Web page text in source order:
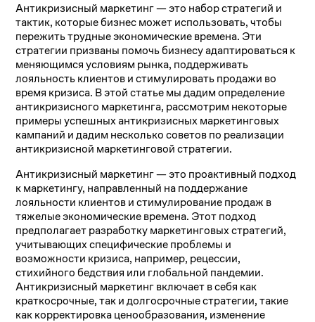
Антикризисный маркетинг — это набор стратегий и
тактик, которые бизнес может использовать, чтобы
пережить трудные экономические времена. Эти
стратегии призваны помочь бизнесу адаптироваться к
меняющимся условиям рынка, поддерживать
лояльность клиентов и стимулировать продажи во
время кризиса. В этой статье мы дадим определение
антикризисного маркетинга, рассмотрим некоторые
примеры успешных антикризисных маркетинговых
кампаний и дадим несколько советов по реализации
антикризисной маркетинговой стратегии.
Антикризисный маркетинг — это проактивный подход
к маркетингу, направленный на поддержание
лояльности клиентов и стимулирование продаж в
тяжелые экономические времена. Этот подход
предполагает разработку маркетинговых стратегий,
учитывающих специфические проблемы и
возможности кризиса, например, рецессии,
стихийного бедствия или глобальной пандемии.
Антикризисный маркетинг включает в себя как
краткосрочные, так и долгосрочные стратегии, такие
как корректировка ценообразования, изменение